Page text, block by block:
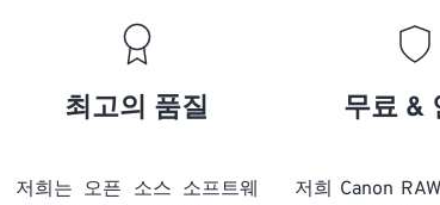
최고의 품질
저희는 오픈 소스 소프트웨
무료 &
저희 Canon